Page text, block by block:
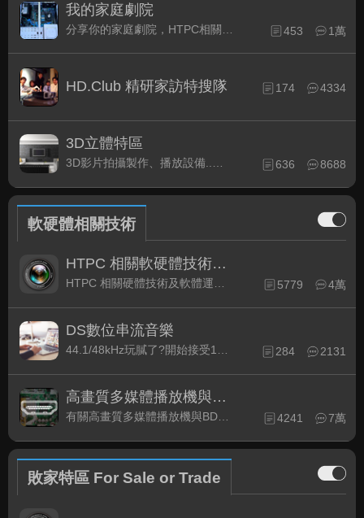
我的家庭劇院
453 1萬
HD.Club 精研家訪特搜隊 174 4334
3D立體特區
3D影片拍攝製作、播放設備..等相關討論 636 8688
軟硬體相關技術
HTPC 相關軟硬體技術及運用
5779 4萬
DS數位串流音樂
284 2131
高畫質多媒體播放機與BD討論區
有關高畫質多媒體播放機與BD相關討論區 4241 7萬
敗家特區 For Sale or Trade